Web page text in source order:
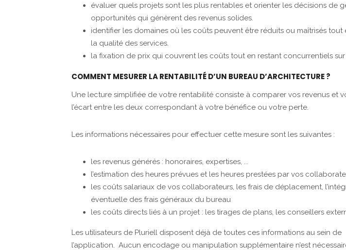
évaluer quels projets sont les plus rentables et orienter les décisions de
opportunités qui génèrent des revenus solides.
identifier les domaines où les coûts peuvent être réduits ou maîtrisés tout
la qualité des services.
la fixation de prix qui couvrent les coûts tout en restant concurrentiels
COMMENT MESURER LA RENTABILITÉ D’UN BUREAU D’ARCHITECTURE ?
Une lecture simplifiée de votre rentabilité consiste à comparer vos revenus et
l’écart entre les deux correspondant à votre bénéfice ou votre perte.
Les informations nécessaires pour effectuer cette mesure sont les suivantes :
les revenus générés : honoraires, expertises, ...
l’estimation des heures prévues et les heures prestées par vos
les coûts salariaux de vos collaborateurs, les frais de déplacement,
éventuelle des frais généraux du bureau
les coûts directs liés à un projet : les tirages de plans, les conseillers
Les utilisateurs de Pluriell disposent déjà de toutes ces informations au sein de
l’application. Aucun encodage ou manipulation supplémentaire n’est